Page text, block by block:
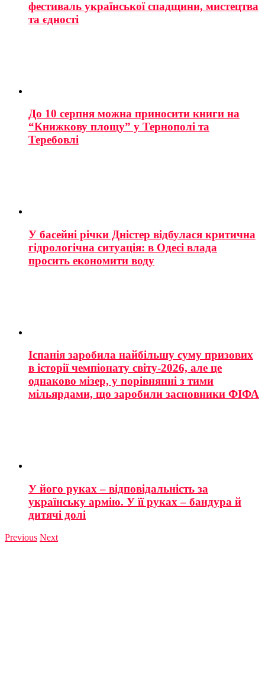
фестиваль української спадщини, мистецтва
та єдності
До 10 серпня можна приносити книги на
“Книжкову площу” у Тернополі та
Теребовлі
У басейні річки Дністер відбулася критична
гідрологічна ситуація: в Одесі влада
просить економити воду
Іспанія заробила найбільшу суму призових
в історії чемпіонату світу-2026, але це
однаково мізер, у порівнянні з тими
мільярдами, що заробили засновники ФІФА
У його руках – відповідальність за
українську армію. У її руках – бандура й
дитячі долі
Previous Next